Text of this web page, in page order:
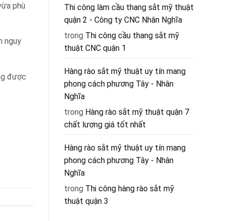
phù
nguy
được
Thi công làm cầu thang sắt mỹ thuật
quận 2 - Công ty CNC Nhân Nghĩa
trong Thi công cầu thang sắt mỹ
thuật CNC quận 1
Hàng rào sắt mỹ thuật uy tín mang
phong cách phương Tây - Nhân
Nghĩa
trong Hàng rào sắt mỹ thuật quận 7
chất lượng giá tốt nhất
Hàng rào sắt mỹ thuật uy tín mang
phong cách phương Tây - Nhân
Nghĩa
trong Thi công hàng rào sắt mỹ
thuật quận 3